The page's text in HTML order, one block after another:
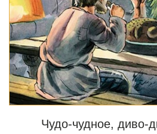
Чудо-чудное, диво-